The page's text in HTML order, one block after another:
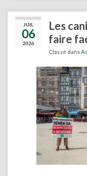
JUIL
06
2026
Les
faire
Classé dans